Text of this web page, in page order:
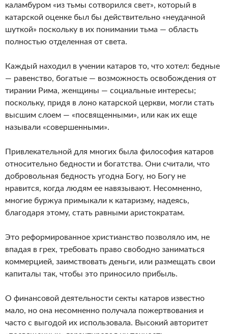
каламбуром «из тьмы сотворился свет», который в
катарской оценке был бы действительно «неудачной
шуткой» поскольку в их понимании тьма — область
полностью отделенная от света.
Каждый находил в учении катаров то, что хотел: бедные
— равенство, богатые — возможность освобождения от
тирании Рима, женщины — социальные интересы;
поскольку, придя в лоно катарской церкви, могли стать
высшим слоем — «посвященными», или как их еще
называли «совершенными».
Привлекательной для многих была философия катаров
относительно бедности и богатства. Они считали, что
добровольная бедность угодна Богу, но Богу не
нравится, когда людям ее навязывают. Несомненно,
многие буржуа примыкали к катаризму, надеясь,
благодаря этому, стать равными аристократам.
Это реформированное христианство позволяло им, не
впадая в грех, требовать право свободно заниматься
коммерцией, заимствовать деньги, или размещать свои
капиталы так, чтобы это приносило прибыль.
О финансовой деятельности секты катаров известно
мало, но она несомненно получала пожертвования и
часто с выгодой их использовала. Высокий авторитет